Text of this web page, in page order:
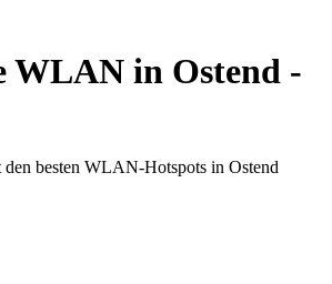
WLAN in Ostend -
den besten WLAN-Hotspots in Ostend